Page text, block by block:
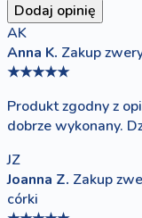
Dodaj opinię
AK
Anna K. Zakup
★★★★★
Produkt zgodny z
dobrze wykonany.
JZ
Joanna Z. Zakup
córki